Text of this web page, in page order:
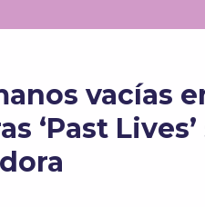
vacías
‘Past Lives’